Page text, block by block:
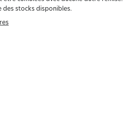
des stocks disponibles.